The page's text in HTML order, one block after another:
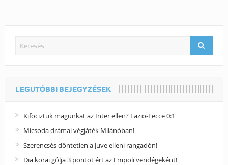
LEGUTÓBBI BEJEGYZÉSEK
Kifociztuk magunkat az Inter ellen? Lazio-Lecce 0:1
Micsoda drámai végjáték Milánóban!
Szerencsés döntetlen a Juve elleni rangadón!
Dia korai gólja 3 pontot ért az Empoli vendégeként!